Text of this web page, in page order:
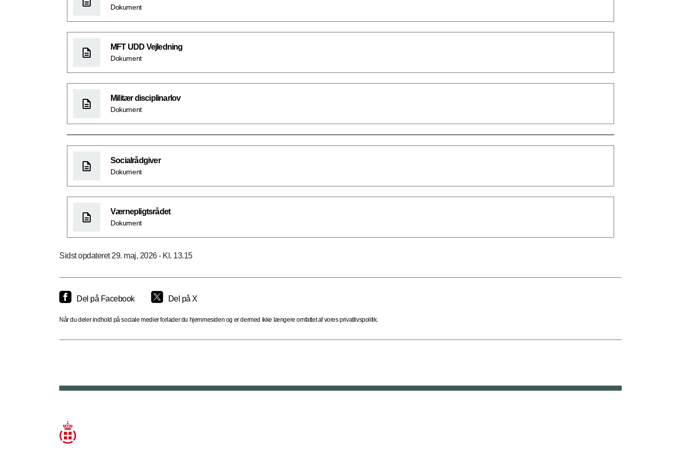
Dokument
MFT UDD Vejledning
Dokument
Militær disciplinarlov
Dokument
Socialrådgiver
Dokument
Værnepligtsrådet
Dokument
Sidst opdateret 29. maj, 2026 - Kl. 13.15
Del på Facebook Del på X
Når du deler indhold på sociale medier forlader du hjemmesiden og er dermed ikke længere omfattet af vores privatlivspolitik.